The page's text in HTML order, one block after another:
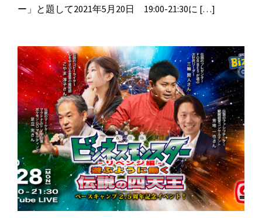
ー」と題して2021年5月20日 19:00-21:30に […]